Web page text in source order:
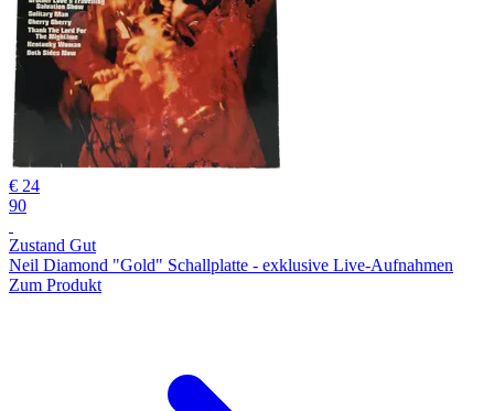
€ 24
90
Zustand Gut
Neil Diamond "Gold" Schallplatte - exklusive Live-Aufnahmen
Zum Produkt